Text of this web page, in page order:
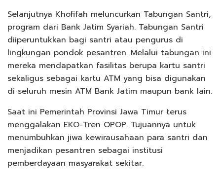
Selanjutnya Khofifah meluncurkan Tabungan Santri,
program dari Bank Jatim Syariah. Tabungan Santri
diiperuntukkan bagi santri atau pengurus di
lingkungan pondok pesantren. Melalui tabungan ini
mereka mendapatkan fasilitas berupa kartu santri
sekaligus sebagai kartu ATM yang bisa digunakan
di seluruh mesin ATM Bank Jatim maupun bank lain.
Saat ini Pemerintah Provinsi Jawa Timur terus
menggalakan EKO-Tren OPOP. Tujuannya untuk
menumbuhkan jiwa kewirausahaan para santri dan
menjadikan pesantren sebagai institusi
pemberdayaan masyarakat sekitar.